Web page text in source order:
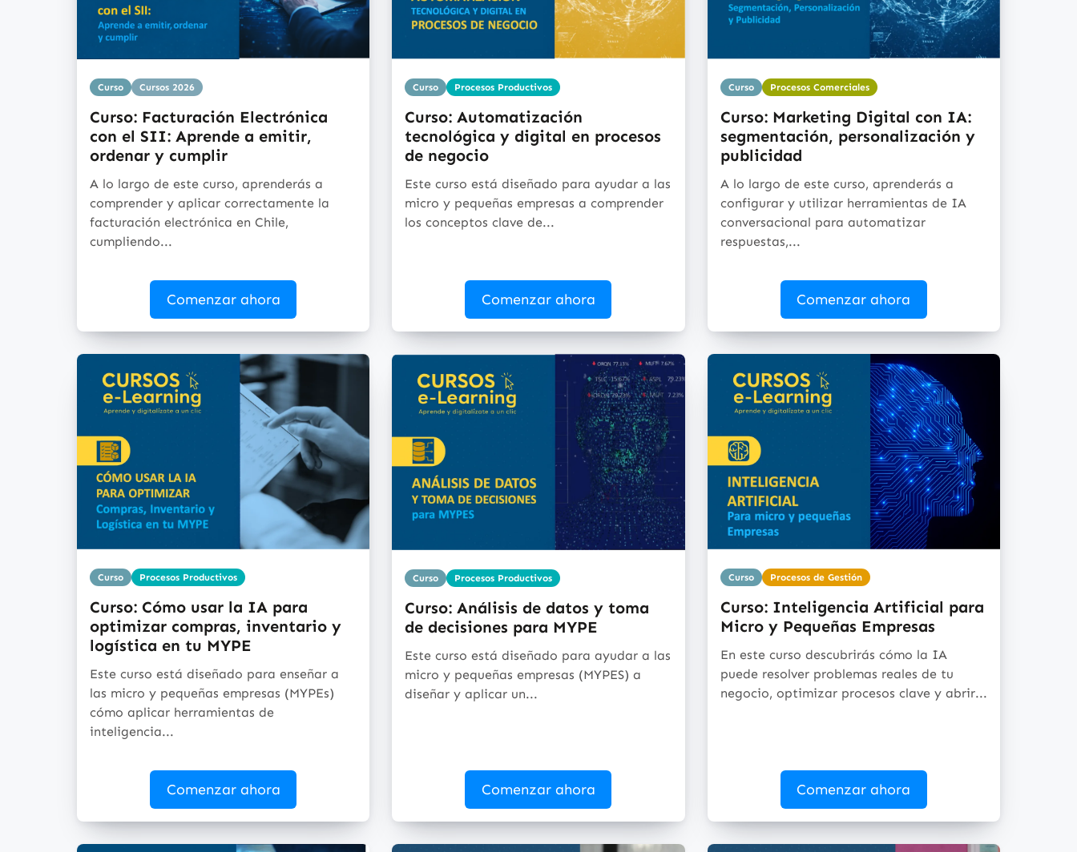
Curso Cursos 2026
Curso: Facturación Electrónica
con el SII: Aprende a emitir,
ordenar y cumplir
A lo largo de este curso, aprenderás a
comprender y aplicar correctamente la
facturación electrónica en Chile,
cumpliendo...
Comenzar ahora
Curso Procesos Productivos
Curso: Automatización
tecnológica y digital en procesos
de negocio
Este curso está diseñado para ayudar a las
micro y pequeñas empresas a comprender
los conceptos clave de...
Comenzar ahora
Curso Procesos Comerciales
Curso: Marketing Digital con IA:
segmentación, personalización y
publicidad
A lo largo de este curso, aprenderás a
configurar y utilizar herramientas de IA
conversacional para automatizar
respuestas,...
Comenzar ahora
Curso Procesos Productivos
Curso: Cómo usar la IA para
optimizar compras, inventario y
logística en tu MYPE
Este curso está diseñado para enseñar a
las micro y pequeñas empresas (MYPEs)
cómo aplicar herramientas de
inteligencia...
Comenzar ahora
Curso Procesos Productivos
Curso: Análisis de datos y toma
de decisiones para MYPE
Este curso está diseñado para ayudar a las
micro y pequeñas empresas (MYPES) a
diseñar y aplicar un...
Comenzar ahora
Curso Procesos de Gestión
Curso: Inteligencia Artificial para
Micro y Pequeñas Empresas
En este curso descubrirás cómo la IA
puede resolver problemas reales de tu
negocio, optimizar procesos clave y abrir...
Comenzar ahora